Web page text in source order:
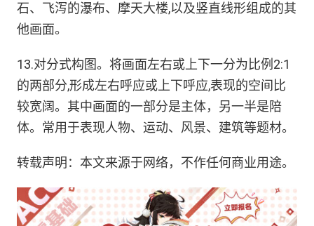
石、飞泻的瀑布、摩天大楼,以及竖直线形组成的其
他画面。
13.对分式构图。将画面左右或上下一分为比例2:1
的两部分,形成左右呼应或上下呼应,表现的空间比
较宽阔。其中画面的一部分是主体，另一半是陪
体。常用于表现人物、运动、风景、建筑等题材。
转载声明：本文来源于网络，不作任何商业用途。